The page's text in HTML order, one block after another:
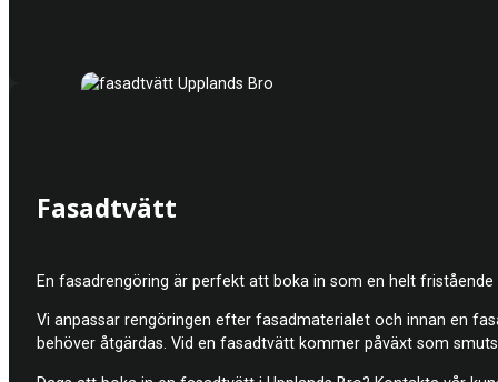
Fasadtvätt
En fasadrengöring är perfekt att boka in som en helt
Vi anpassar rengöringen efter fasadmaterialet och innan en
behöver åtgärdas. Vid en fasadtvätt kommer påväxt som